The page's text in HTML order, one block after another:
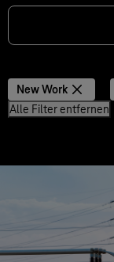
New Work
Alle Filter entfernen